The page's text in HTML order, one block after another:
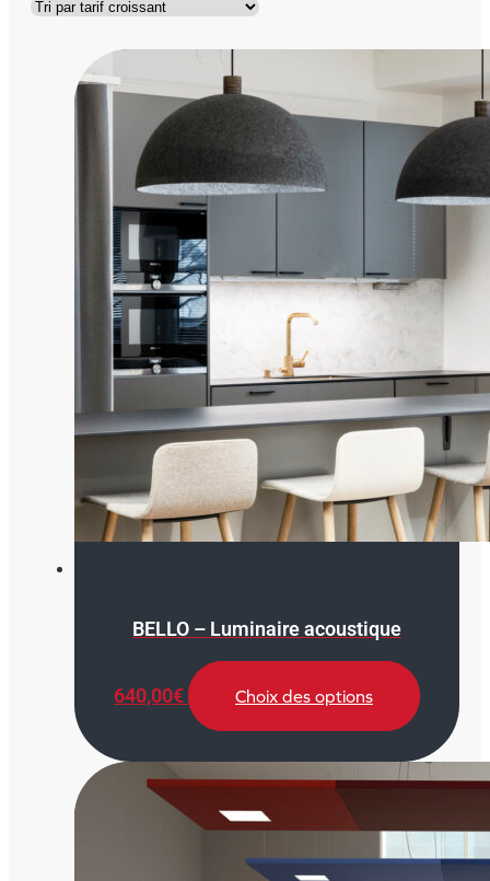
BELLO – Luminaire acoustique
640,00€ Choix des options
Ce
produit
plusieurs
Les
peuvent
choisies